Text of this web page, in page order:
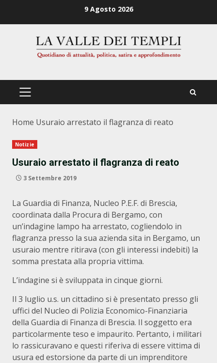
9 Agosto 2026
PRIMÄRES
Home Usuraio arrestato il flagranza di reato
Notizie
Usuraio arrestato il flagranza di reato
3 Settembre 2019
La Guardia di Finanza, Nucleo P.E.F. di Brescia,
coordinata dalla Procura di Bergamo, con
un’indagine lampo ha arrestato, cogliendolo in
flagranza presso la sua azienda sita in Bergamo, un
usuraio mentre ritirava (con gli interessi indebiti) la
somma prestata alla propria vittima.
L’indagine si è sviluppata in cinque giorni.
Il 3 luglio u.s. un cittadino si è presentato presso gli
uffici del Nucleo di Polizia Economico-Finanziaria
della Guardia di Finanza di Brescia. Il soggetto era
particolarmente teso e impaurito. Pertanto, i militari
lo rassicuravano e questi riferiva di essere vittima di
usura ed estorsione da parte di un imprenditore